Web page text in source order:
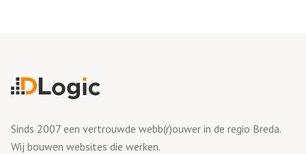
Sinds 2007 een vertrouwde webb(r)ouwer in de regio Breda.
Wij bouwen websites die werken.